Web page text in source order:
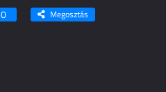
0 Megosztás